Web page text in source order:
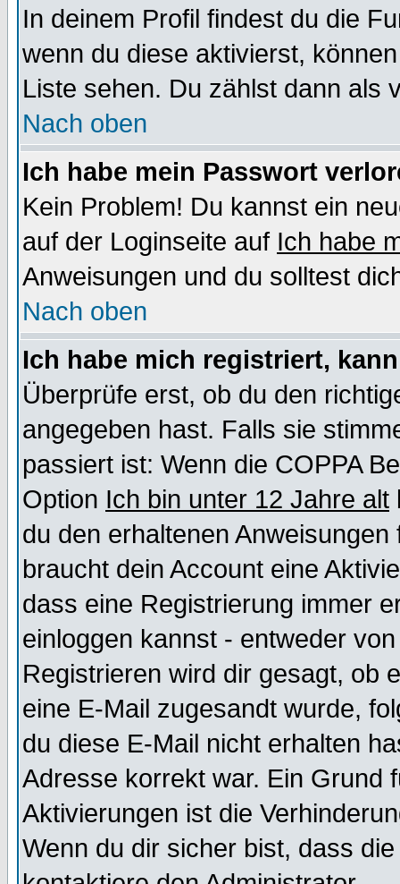
In deinem Profil findest du die
wenn du diese aktivierst,
Liste sehen. Du zählst dann als
Nach oben
Ich habe mein Passwort
Kein Problem! Du kannst ein
auf der Loginseite auf Ich habe
Anweisungen und du solltest
Nach oben
Ich habe mich registriert,
Überprüfe erst, ob du den
angegeben hast. Falls sie
passiert ist: Wenn die COPPA
Option Ich bin unter 12 Jahre alt
du den erhaltenen
braucht dein Account eine
dass eine Registrierung immer
einloggen kannst - entweder
Registrieren wird dir gesagt, ob
eine E-Mail zugesandt wurde,
du diese E-Mail nicht erhalten
Adresse korrekt war. Ein Grund
Aktivierungen ist die
Wenn du dir sicher bist, dass